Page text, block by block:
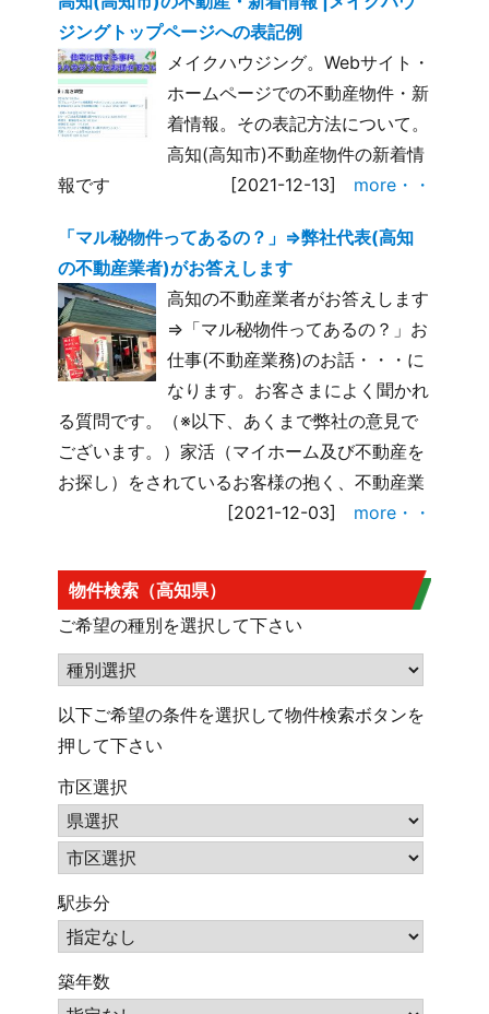
ジングトップページへの表記例
メイクハウジング。Webサイト・
ホームページでの不動産物件・新
着情報。その表記方法について。
高知(高知市)不動産物件の新着情
報です
[2021-12-13] more・・
「マル秘物件ってあるの？」⇒弊社代表(高知
の不動産業者)がお答えします
高知の不動産業者がお答えします
⇒「マル秘物件ってあるの？」お
仕事(不動産業務)のお話・・・に
なります。お客さまによく聞かれ
る質問です。（※以下、あくまで弊社の意見で
ございます。）家活（マイホーム及び不動産を
お探し）をされているお客様の抱く、不動産業
[2021-12-03] more・・
物件検索（高知県）
ご希望の種別を選択して下さい
以下ご希望の条件を選択して物件検索ボタンを
押して下さい
市区選択
駅歩分
築年数